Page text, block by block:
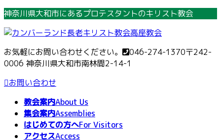
コ
テ
ン
ツ
へ
ス
ナ
ゲ
ー
シ
ョ
ン
神奈川県大和市にあるプロテスタントのキリスト教会
お気軽にお問い合わせください。 046-274-1370〒242-
0006 神奈川県大和市南林間2-14-1
お問い合わせ
教会案内About Us
集会案内Assemblies
はじめての方へFor Visitors
アクセスAccess